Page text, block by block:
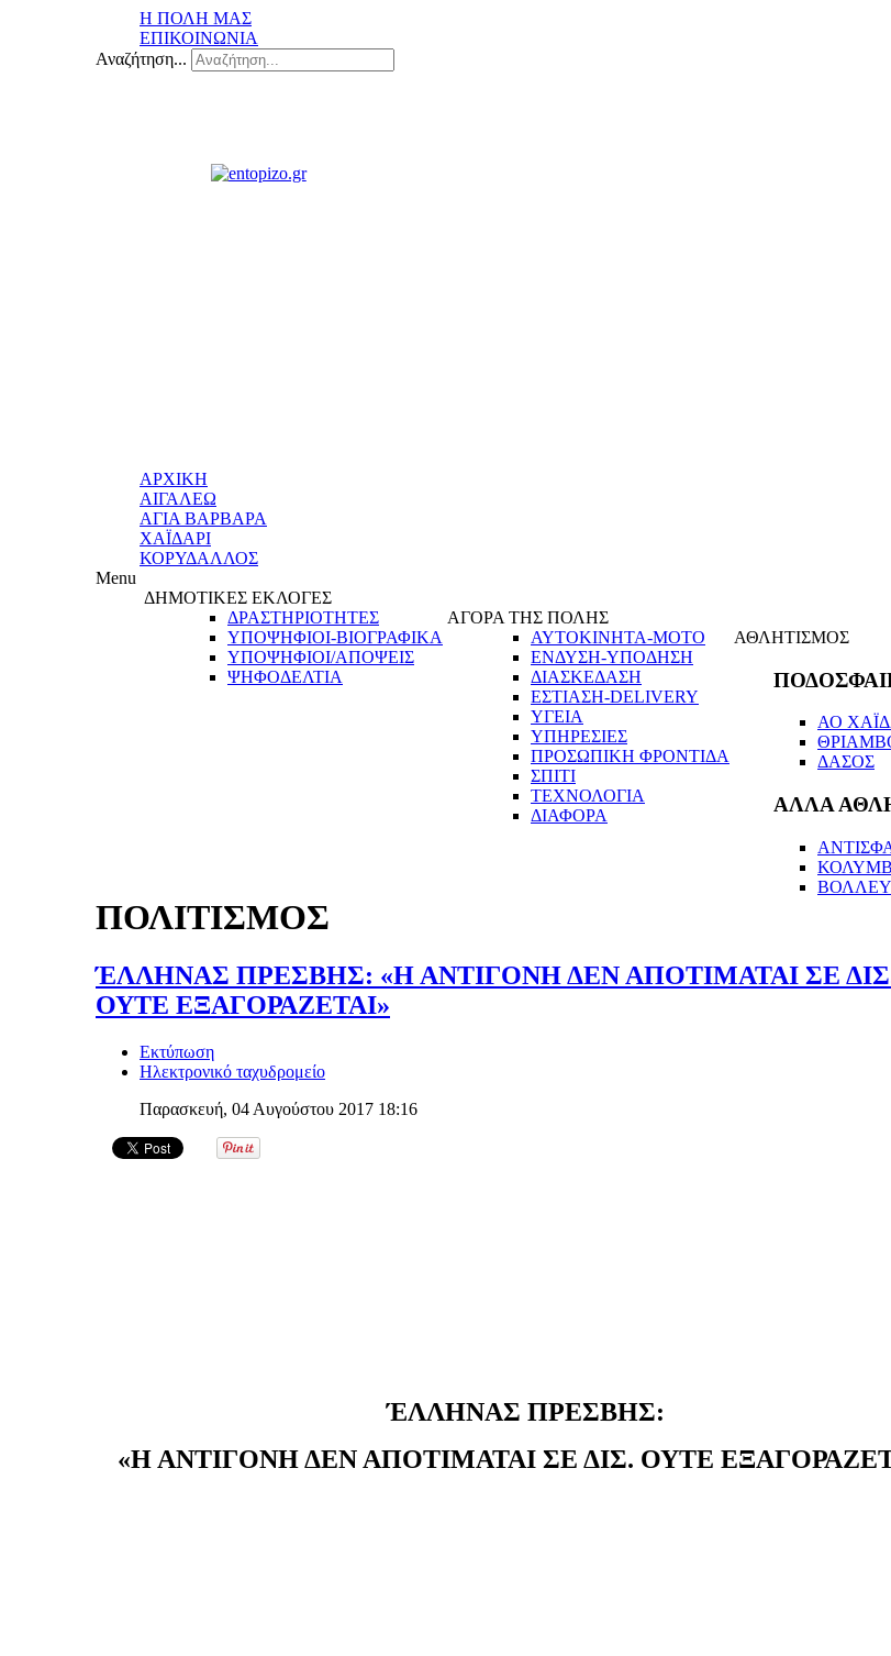
Η ΠΟΛΗ ΜΑΣ
ΕΠΙΚΟΙΝΩΝΙΑ
Αναζήτηση...
ΑΡΧΙΚΗ
ΑΙΓΑΛΕΩ
ΑΓΙΑ ΒΑΡΒΑΡΑ
ΧΑΪΔΑΡΙ
ΚΟΡΥΔΑΛΛΟΣ
Menu
ΔΗΜΟΤΙΚΕΣ ΕΚΛΟΓΕΣ
ΔΡΑΣΤΗΡΙΟΤΗΤΕΣ
ΥΠΟΨΗΦΙΟΙ-ΒΙΟΓΡΑΦΙΚΑ
ΥΠΟΨΗΦΙΟΙ/ΑΠΟΨΕΙΣ
ΨΗΦΟΔΕΛΤΙΑ
ΑΓΟΡΑ ΤΗΣ ΠΟΛΗΣ
ΑΥΤΟΚΙΝΗΤΑ-ΜΟΤΟ
ΕΝΔΥΣΗ-ΥΠΟΔΗΣΗ
ΔΙΑΣΚΕΔΑΣΗ
ΕΣΤΙΑΣΗ-DELIVERY
ΥΓΕΙΑ
ΥΠΗΡΕΣΙΕΣ
ΠΡΟΣΩΠΙΚΗ ΦΡΟΝΤΙΔΑ
ΣΠΙΤΙ
ΤΕΧΝΟΛΟΓΙΑ
ΔΙΑΦΟΡΑ
ΑΘΛΗΤΙΣΜΟΣ
ΑΟ
ΔΑΣΟΣ
ΑΛΛΑ
ΠΟΛΙΤΙΣΜΟΣ
ΈΛΛΗΝΑΣ ΠΡΕΣΒΗΣ: «Η ΑΝΤΙΓΟΝΗ ΔΕΝ ΑΠΟΤΙΜΑΤΑΙ ΣΕ
ΟΥΤΕ ΕΞΑΓΟΡΑΖΕΤΑΙ»
Εκτύπωση
Ηλεκτρονικό ταχυδρομείο
Παρασκευή, 04 Αυγούστου 2017 18:16
ΈΛΛΗΝΑΣ ΠΡΕΣΒΗΣ:
«Η ΑΝΤΙΓΟΝΗ ΔΕΝ ΑΠΟΤΙΜΑΤΑΙ ΣΕ ΔΙΣ. ΟΥΤΕ